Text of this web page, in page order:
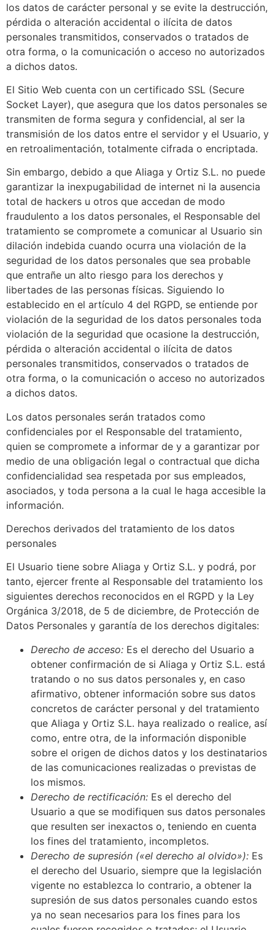
los datos de carácter personal y se evite la destrucción,
pérdida o alteración accidental o ilícita de datos
personales transmitidos, conservados o tratados de
otra forma, o la comunicación o acceso no autorizados
a dichos datos.
El Sitio Web cuenta con un certificado SSL (Secure
Socket Layer), que asegura que los datos personales se
transmiten de forma segura y confidencial, al ser la
transmisión de los datos entre el servidor y el Usuario, y
en retroalimentación, totalmente cifrada o encriptada.
Sin embargo, debido a que Aliaga y Ortiz S.L. no puede
garantizar la inexpugabilidad de internet ni la ausencia
total de hackers u otros que accedan de modo
fraudulento a los datos personales, el Responsable del
tratamiento se compromete a comunicar al Usuario sin
dilación indebida cuando ocurra una violación de la
seguridad de los datos personales que sea probable
que entrañe un alto riesgo para los derechos y
libertades de las personas físicas. Siguiendo lo
establecido en el artículo 4 del RGPD, se entiende por
violación de la seguridad de los datos personales toda
violación de la seguridad que ocasione la destrucción,
pérdida o alteración accidental o ilícita de datos
personales transmitidos, conservados o tratados de
otra forma, o la comunicación o acceso no autorizados
a dichos datos.
Los datos personales serán tratados como
confidenciales por el Responsable del tratamiento,
quien se compromete a informar de y a garantizar por
medio de una obligación legal o contractual que dicha
confidencialidad sea respetada por sus empleados,
asociados, y toda persona a la cual le haga accesible la
información.
Derechos derivados del tratamiento de los datos
personales
El Usuario tiene sobre Aliaga y Ortiz S.L. y podrá, por
tanto, ejercer frente al Responsable del tratamiento los
siguientes derechos reconocidos en el RGPD y la Ley
Orgánica 3/2018, de 5 de diciembre, de Protección de
Datos Personales y garantía de los derechos digitales:
Derecho de acceso: Es el derecho del Usuario a
obtener confirmación de si Aliaga y Ortiz S.L. está
tratando o no sus datos personales y, en caso
afirmativo, obtener información sobre sus datos
concretos de carácter personal y del tratamiento
que Aliaga y Ortiz S.L. haya realizado o realice, así
como, entre otra, de la información disponible
sobre el origen de dichos datos y los destinatarios
de las comunicaciones realizadas o previstas de
los mismos.
Derecho de rectificación: Es el derecho del
Usuario a que se modifiquen sus datos personales
que resulten ser inexactos o, teniendo en cuenta
los fines del tratamiento, incompletos.
Derecho de supresión («el derecho al olvido»): Es
el derecho del Usuario, siempre que la legislación
vigente no establezca lo contrario, a obtener la
supresión de sus datos personales cuando estos
ya no sean necesarios para los fines para los